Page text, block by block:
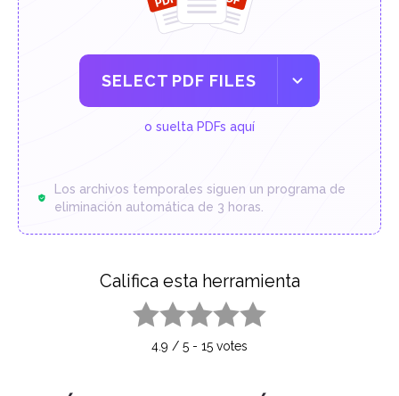
SELECT PDF FILES
o suelta PDFs aquí
Los archivos temporales siguen un programa de
eliminación automática de 3 horas.
Califica esta herramienta
4.9 / 5 - 15 votes